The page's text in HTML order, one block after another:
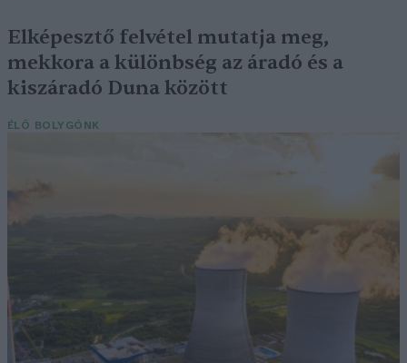
Elképesztő felvétel mutatja meg,
mekkora a különbség az áradó és a
kiszáradó Duna között
ÉLŐ BOLYGÓNK